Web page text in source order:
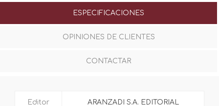
ESPECIFICACIONES
OPINIONES DE CLIENTES
CONTACTAR
Editor ARANZADI S.A. EDITORIAL